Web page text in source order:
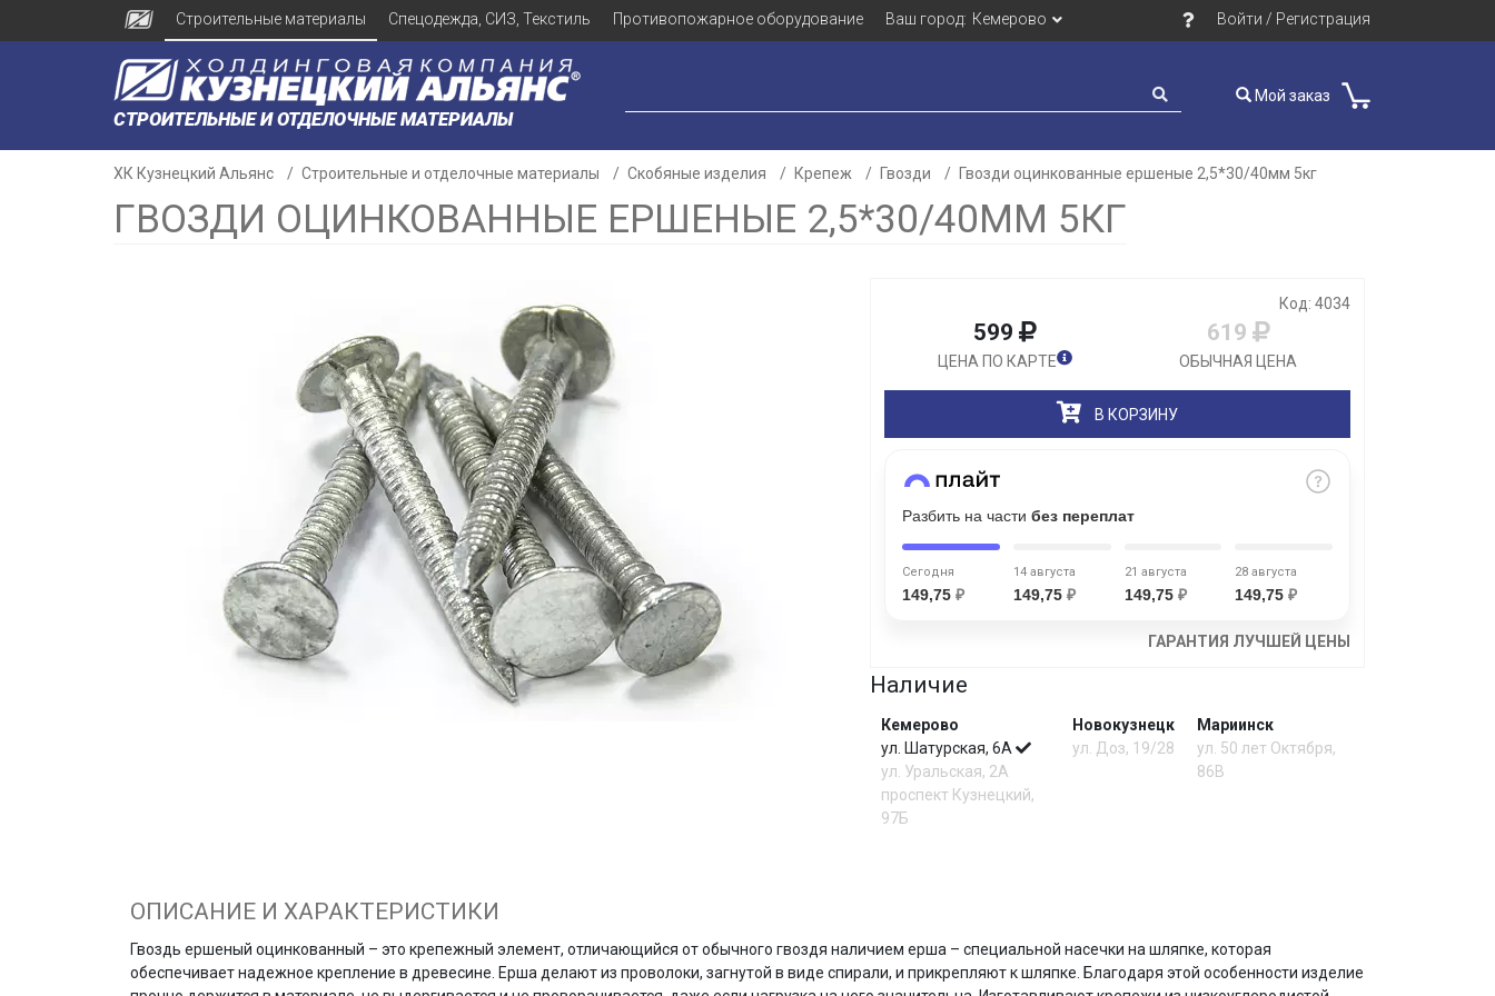
Строительные материалы Спецодежда, СИЗ, Текстиль Противопожарное оборудование Ваш город: Кемерово Войти / Регистрация
СТРОИТЕЛЬНЫЕ И ОТДЕЛОЧНЫЕ МАТЕРИАЛЫ
Мой заказ
ХК Кузнецкий Альянс Строительные и отделочные материалы Скобяные изделия Крепеж Гвозди Гвозди оцинкованные ершеные 2,5*30/40мм 5кг
ГВОЗДИ ОЦИНКОВАННЫЕ ЕРШЕНЫЕ 2,5*30/40ММ 5КГ
Код: 4034
599
ЦЕНА ПО КАРТЕ
619
ОБЫЧНАЯ ЦЕНА
В КОРЗИНУ
Разбить на части без переплат
Сегодня
149,75 ₽
14 августа
149,75 ₽
21 августа
149,75 ₽
28 августа
149,75₽
ГАРАНТИЯ ЛУЧШЕЙ ЦЕНЫ
Наличие
Кемерово
ул. Шатурская, 6А
ул. Уральская, 2А
проспект Кузнецкий,
97Б
Новокузнецк
ул. Доз, 19/28
Мариинск
ул. 50 лет Октября,
86В
ОПИСАНИЕ И ХАРАКТЕРИСТИКИ
Гвоздь ершеный оцинкованный – это крепежный элемент, отличающийся от обычного гвоздя наличием ерша – специальной насечки на шляпке, которая
обеспечивает надежное крепление в древесине. Ерша делают из проволоки, загнутой в виде спирали, и прикрепляют к шляпке. Благодаря этой особенности изделие
Разбейте
на части
График платежей
Сегодня
25%
Добавляйте товары
Оставшиеся75% будут списываться